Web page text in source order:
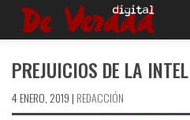
Saltar
PREJUICIOS DE LA
4 ENERO, 2019 | REDACCIÓN